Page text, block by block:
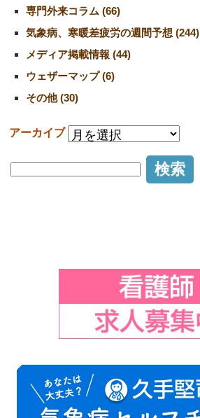
専門外来コラム (66)
気象病、寒暖差疲労の週間予想 (244)
メディア掲載情報 (44)
ウェザーマップ (6)
その他 (30)
アーカイブ